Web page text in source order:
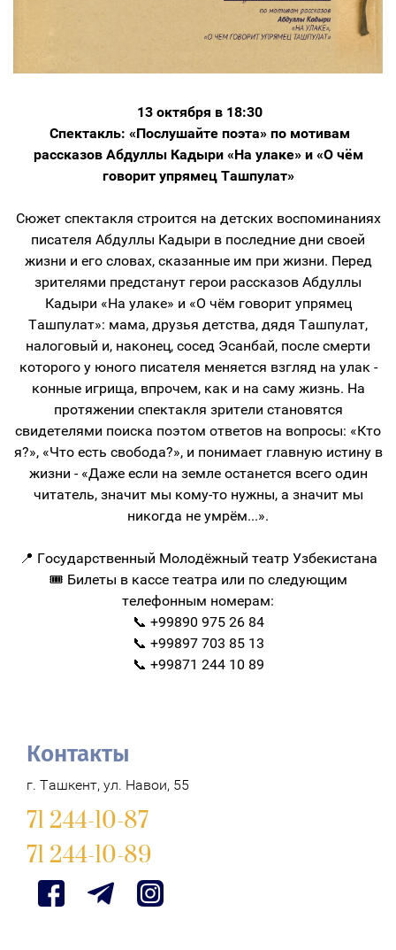
13 октября в 18:30
Спектакль: «Послушайте поэта» по мотивам
рассказов Абдуллы Кадыри «На улаке» и «О чём
говорит упрямец Ташпулат»
Сюжет спектакля строится на детских воспоминаниях
писателя Абдуллы Кадыри в последние дни своей
жизни и его словах, сказанные им при жизни. Перед
зрителями предстанут герои рассказов Абдуллы
Кадыри «На улаке» и «О чём говорит упрямец
Ташпулат»: мама, друзья детства, дядя Ташпулат,
налоговый и, наконец, сосед Эсанбай, после смерти
которого у юного писателя меняется взгляд на улак -
конные игрища, впрочем, как и на саму жизнь. На
протяжении спектакля зрители становятся
свидетелями поиска поэтом ответов на вопросы: «Кто
я?», «Что есть свобода?», и понимает главную истину в
жизни - «Даже если на земле останется всего один
читатель, значит мы кому-то нужны, а значит мы
никогда не умрём...».
📍 Государственный Молодёжный театр Узбекистана
🎟 Билеты в кассе театра или по следующим
телефонным номерам:
📞 +99890 975 26 84
📞 +99897 703 85 13
📞 +99871 244 10 89
Контакты
г. Ташкент, ул. Навои, 55
71 244-10-87
71 244-10-89